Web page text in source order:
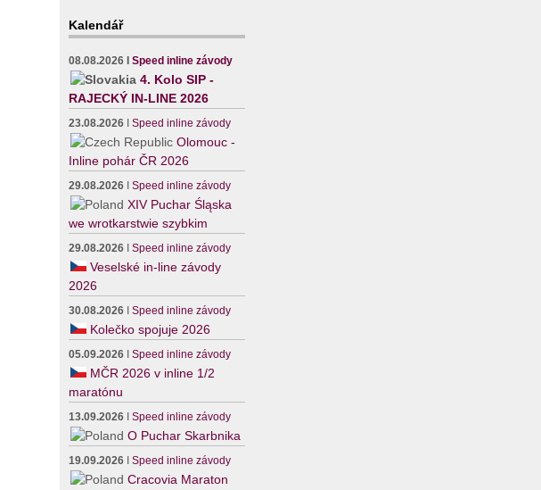
Kalendář
08.08.2026 ISpeed inline závody
4. Kolo SIP -
RAJECKÝ IN-LINE 2026
23.08.2026 ISpeed inline závody
Olomouc -
Inline pohár ČR 2026
29.08.2026 ISpeed inline závody
XIV Puchar Śląska
we wrotkarstwie szybkim
29.08.2026 ISpeed inline závody
Veselské in-line závody
2026
30.08.2026 ISpeed inline závody
Kolečko spojuje 2026
05.09.2026 ISpeed inline závody
MČR 2026 v inline 1/2
maratónu
13.09.2026 ISpeed inline závody
O Puchar Skarbnika
19.09.2026 ISpeed inline závody
Cracovia Maraton